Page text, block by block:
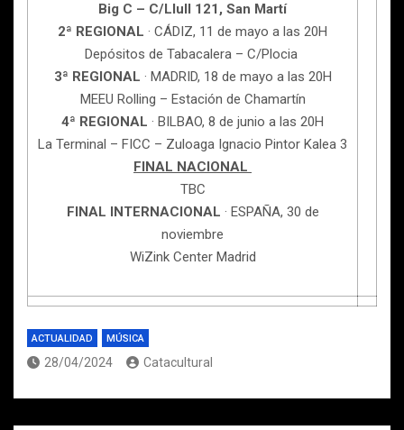
Big C – C/Llull 121, San Martí
2ª REGIONAL · CÁDIZ, 11 de mayo a las 20H
Depósitos de Tabacalera – C/Plocia
3ª REGIONAL · MADRID, 18 de mayo a las 20H
MEEU Rolling – Estación de Chamartín
4ª REGIONAL · BILBAO, 8 de junio a las 20H
La Terminal – FICC – Zuloaga Ignacio Pintor Kalea 3
FINAL NACIONAL
TBC
FINAL INTERNACIONAL · ESPAÑA, 30 de
noviembre
WiZink Center Madrid
ACTUALIDAD MÚSICA
28/04/2024 Catacultural